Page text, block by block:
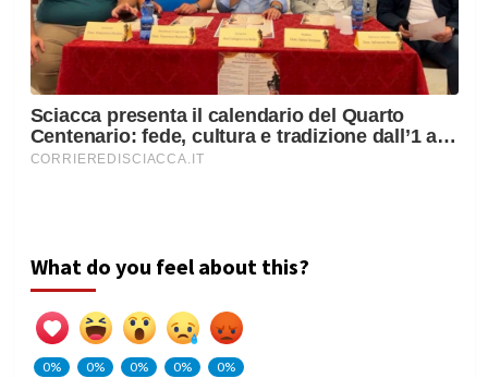
What do you feel about this?
0% 0% 0% 0% 0%